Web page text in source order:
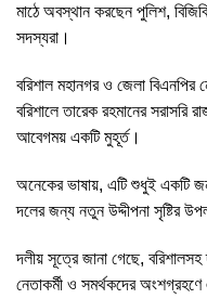
মাঠে অবস্থান করছেন পুলিশ,
সদস্যরা।
বরিশাল মহানগর ও জেলা বিএনপির
বরিশালে তারেক রহমানের
আবেগময় একটি মুহূর্ত।
অনেকের ভাষায়, এটি শুধুই একটি
দলের জন্য নতুন উদ্দীপনা সৃষ্টির
দলীয় সূত্রে জানা গেছে, বরিশালসহ
নেতাকর্মী ও সমর্থকদের অংশগ্রহণে